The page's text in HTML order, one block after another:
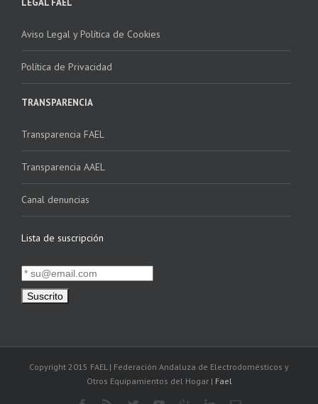
LEGAL FAEL
Aviso Legal y Política de Cookies
Política de Privacidad
TRANSPARENCIA
Transparencia FAEL
Transparencia AAEL
Canal denuncias
Lista de suscripción
Copyright 2015 FAEL | Federación Andaluza de Electrodomésticos y
Otros Equipamientos del Hogar | Fael